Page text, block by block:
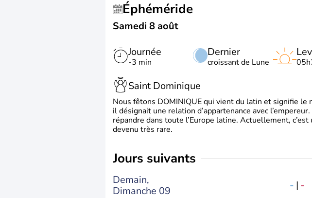
Éphéméride
Samedi 8 août
Journée
-3 min
Dernier
croissant de Lune
Saint Dominique
Nous fêtons DOMINIQUE qui vient du latin et signifie le
il désignait une relation d’appartenance avec
répandre dans toute l’Europe latine. Actuellement,
devenu très rare.
jours suivants
Demain,
Dimanche 09
- | -